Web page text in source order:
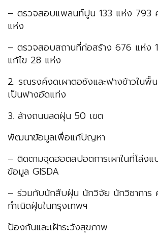
– ตรวจสอบแพลนท์ปูน 133 แห่ง 793
แห่ง
– ตรวจสอบสถานที่ก่อสร้าง 676 แห่ง
แก้ไข 28 แห่ง
2. รณรงค์งดเผาตอซังและฟางข้าวในพื้
เป็นฟางอัดแท่ง
3. ล้างถนนลดฝุ่น 50 เขต
พัฒนาข้อมูลเพื่อแก้ปัญหา
– ติดตามจุดฮอตสปอตการเผาในที่โล่ง
ข้อมูล GISDA
– ร่วมกับนักสืบฝุ่น นักวิจัย นักวิชาการ
กำเนิดฝุ่นในกรุงเทพฯ
ป้องกันและเฝ้าระวังสุขภาพ